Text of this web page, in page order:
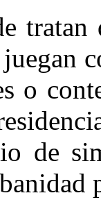
tratan
o
de